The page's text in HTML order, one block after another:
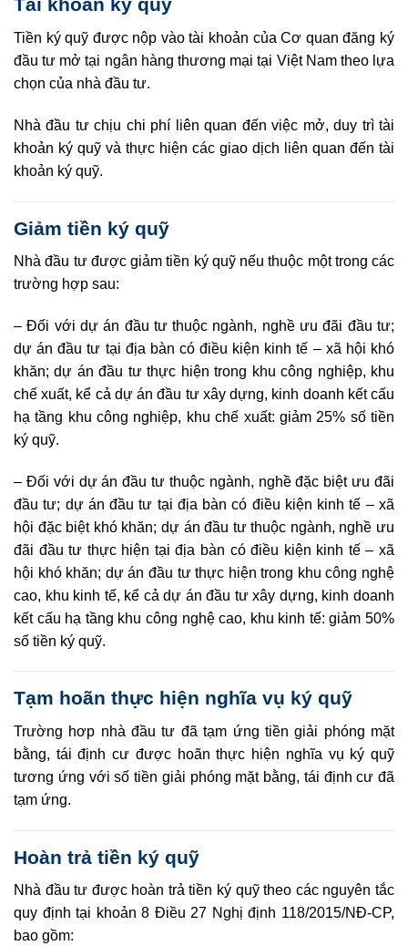
Tài khoản ký quỹ
Tiền ký quỹ được nộp vào tài khoản của Cơ quan đăng ký
đầu tư mở tại ngân hàng thương mại tại Việt Nam theo lựa
chọn của nhà đầu tư.
Nhà đầu tư chịu chi phí liên quan đến việc mở, duy trì tài
khoản ký quỹ và thực hiện các giao dịch liên quan đến tài
khoản ký quỹ.
Giảm tiền ký quỹ
Nhà đầu tư được giảm tiền ký quỹ nếu thuộc một trong các
trường hợp sau:
– Đối với dự án đầu tư thuộc ngành, nghề ưu đãi đầu tư;
dự án đầu tư tại địa bàn có điều kiện kinh tế – xã hội khó
khăn; dự án đầu tư thực hiện trong khu công nghiệp, khu
chế xuất, kể cả dự án đầu tư xây dựng, kinh doanh kết cấu
hạ tầng khu công nghiệp, khu chế xuất: giảm 25% số tiền
ký quỹ.
– Đối với dự án đầu tư thuộc ngành, nghề đặc biệt ưu đãi
đầu tư; dự án đầu tư tại địa bàn có điều kiện kinh tế – xã
hội đặc biệt khó khăn; dự án đầu tư thuộc ngành, nghề ưu
đãi đầu tư thực hiện tại địa bàn có điều kiện kinh tế – xã
hội khó khăn; dự án đầu tư thực hiện trong khu công nghệ
cao, khu kinh tế, kể cả dự án đầu tư xây dựng, kinh doanh
kết cấu hạ tầng khu công nghệ cao, khu kinh tế: giảm 50%
số tiền ký quỹ.
Tạm hoãn thực hiện nghĩa vụ ký quỹ
Trường hơp nhà đầu tư đã tạm ứng tiền giải phóng mặt
bằng, tái định cư được hoãn thực hiện nghĩa vụ ký quỹ
tương ứng với số tiền giải phóng mặt bằng, tái định cư đã
tạm ứng.
Hoàn trả tiền ký quỹ
Nhà đầu tư được hoàn trả tiền ký quỹ theo các nguyên tắc
quy định tại khoản 8 Điều 27 Nghị định 118/2015/NĐ-CP,
bao gồm: